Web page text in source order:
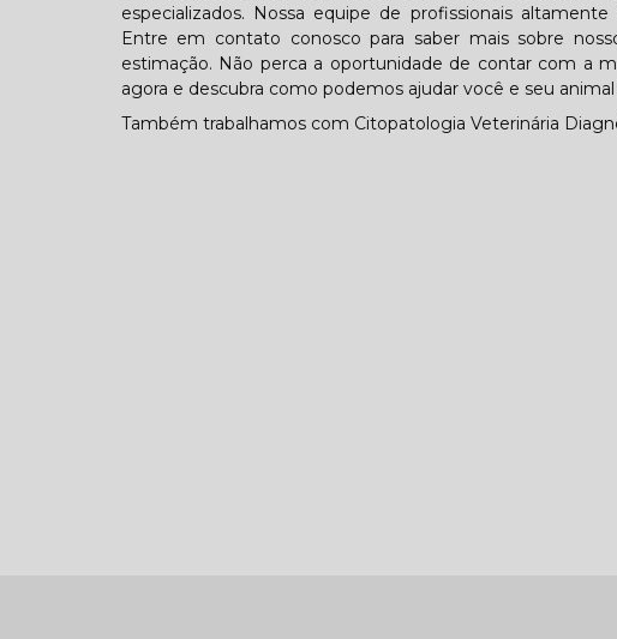
especializados. Nossa equipe de profissionais
Entre em contato conosco para saber mais sobre
estimação. Não perca a oportunidade de contar com a
agora e descubra como podemos ajudar você e seu
Também trabalhamos com Citopatologia Veterinária